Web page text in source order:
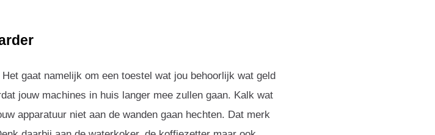
gaat namelijk om een toestel wat jou behoorlijk wat geld
jouw machines in huis langer mee zullen gaan. Kalk wat
apparatuur niet aan de wanden gaan hechten. Dat merk